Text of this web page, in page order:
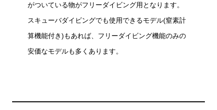
がついている物がフリーダイビング用となります。
スキューバダイビングでも使用できるモデル(窒素計
算機能付き)もあれば、フリーダイビング機能のみの
安価なモデルも多くあります。